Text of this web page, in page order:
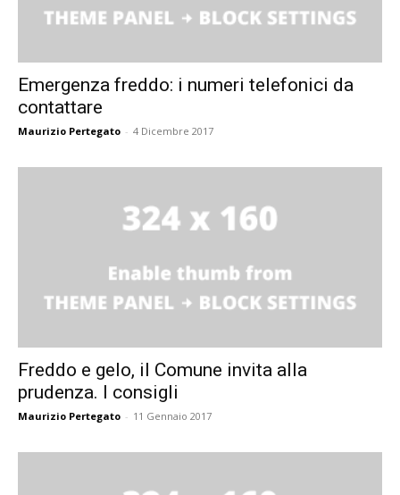
Emergenza freddo: i numeri telefonici da
contattare
Maurizio Pertegato - 4 Dicembre 2017
Freddo e gelo, il Comune invita alla
prudenza. I consigli
Maurizio Pertegato - 11 Gennaio 2017